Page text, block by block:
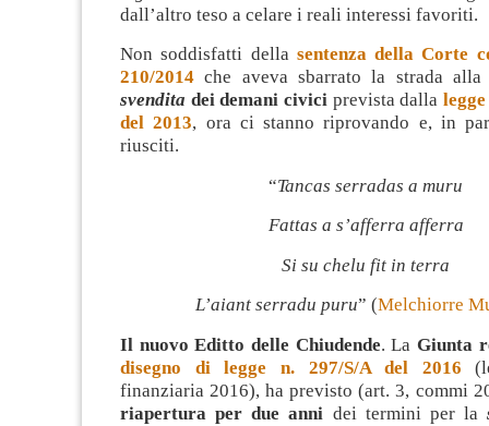
dall’altro teso a celare i reali interessi favoriti.
Non soddisfatti della sentenza della Corte
210/2014 che aveva sbarrato la strada
svendita dei demani civici prevista dalla
del 2013, ora ci stanno riprovando e, in
riusciti.
“Tancas serradas a muru
Fattas a s’afferra afferra
Si su chelu fit in terra
L’aiant serradu puru” (Melchiorre
Il nuovo Editto delle Chiudende. LaGiunta
disegno di legge n. 297/S/A del 2016
finanziaria 2016), ha previsto (art. 3, commi
riapertura per due anni dei termini per la